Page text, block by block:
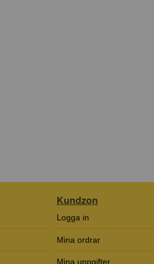
Kundzon
Logga in
Mina ordrar
Mina uppgifter